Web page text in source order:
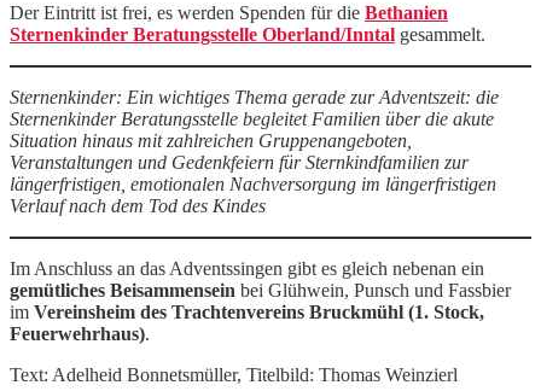
Der Eintritt ist frei, es werden Spenden für die Bethanien
Sternenkinder Beratungsstelle Oberland/Inntal gesammelt.
Sternenkinder: Ein wichtiges Thema gerade zur Adventszeit: die
Sternenkinder Beratungsstelle begleitet Familien über die akute
Situation hinaus mit zahlreichen Gruppenangeboten,
Veranstaltungen und Gedenkfeiern für Sternkindfamilien zur
längerfristigen, emotionalen Nachversorgung im längerfristigen
Verlauf nach dem Tod des Kindes
Im Anschluss an das Adventssingen gibt es gleich nebenan ein
gemütliches Beisammensein bei Glühwein, Punsch und Fassbier
im Vereinsheim des Trachtenvereins Bruckmühl (1. Stock,
Feuerwehrhaus).
Text: Adelheid Bonnetsmüller, Titelbild: Thomas Weinzierl